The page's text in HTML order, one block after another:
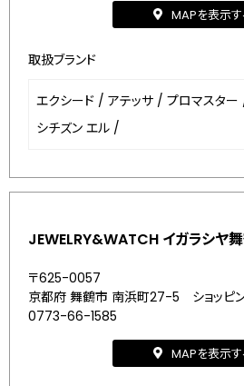
MAPを表示す
取扱ブランド
エクシード / アテッサ / プロマスター
シチズン エル /
JEWELRY&WATCH イガラシヤ
〒625-0057
京都府 舞鶴市 南浜町27-5 ショッピ
0773-66-1585
MAPを表示す